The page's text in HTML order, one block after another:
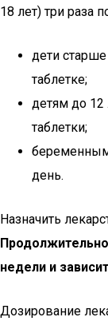
18 лет) три раза
дети старше
таблетке;
детям до 12
таблетки;
беременным
день.
Назначить
недели и
Дозирование